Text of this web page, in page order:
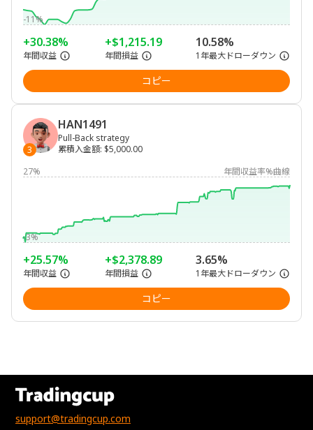
-11%
+30.38%
年間収益
+$1,215.19
年間損益
10.58%
1年最大ドローダウン
コピー
3
HAN1491
Pull-Back strategy
累積入金額: $5,000.00
27%
年間収益率%曲線
-3%
+25.57%
年間収益
+$2,378.89
年間損益
3.65%
1年最大ドローダウン
コピー
support@tradingcup.com